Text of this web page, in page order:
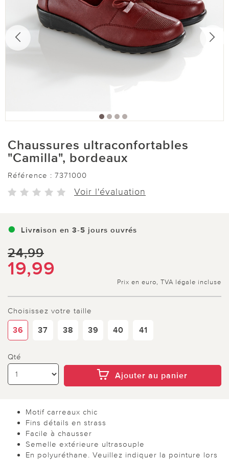
Chaussures ultraconfortables
"Camilla", bordeaux
Référence : 7371000
Voir l'évaluation
Livraison en 3-5 jours ouvrés
24,99
19,99
Prix en euro, TVA légale incluse
Choisissez votre taille
36 37 38 39 40 41
Qté
Ajouter au panier
Motif carreaux chic
Fins détails en strass
Facile à chausser
Semelle extérieure ultrasouple
En polyuréthane. Veuillez indiquer la pointure lors